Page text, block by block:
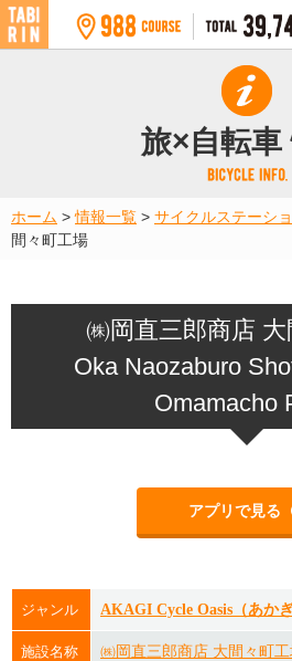
旅×自転車
ホーム >情報一覧 > サイクルステーシ
間々町工場
㈱岡直三郎商店
Oka Naozaburo
Omamacho
アプリで見る
ジャンル AKAGI Cycle Oasis（あか
施設名称 ㈱岡直三郎商店 大間々町